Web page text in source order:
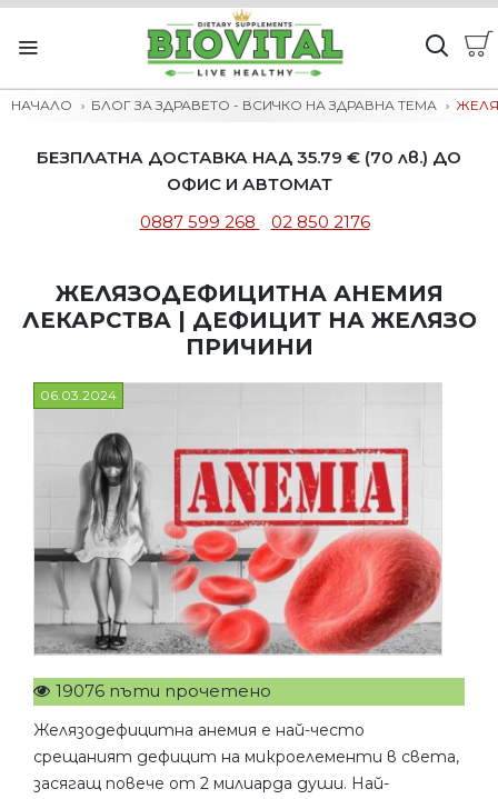
НАЧАЛО БЛОГ ЗА ЗДРАВЕТО - ВСИЧКО НА ЗДРАВНА ТЕМА
БЕЗПЛАТНА ДОСТАВКА НАД 35.79 € (70 лв.) ДО
ОФИС И АВТОМАТ
0887 599 268
02 850 2176
ЖЕЛЯЗОДЕФИЦИТНА АНЕМИЯ
ЛЕКАРСТВА | ДЕФИЦИТ НА ЖЕЛЯЗО
ПРИЧИНИ
06.03.2024
19076 пъти прочетено
Желязодефицитна анемия е най-често
срещаният дефицит на микроелементи в света,
засягащ повече от 2 милиарда души. Най-